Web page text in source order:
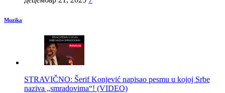
Muzika
STRAVIČNO: Šerif Konjević napisao pesmu u kojoj Srbe
naziva „smradovima“! (VIDEO)